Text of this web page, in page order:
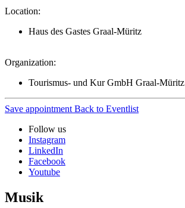
Location:
Haus des Gastes Graal-Müritz
Organization:
Tourismus- und Kur GmbH Graal-Müritz
Save appointmentBack to Eventlist
Follow us
Instagram
LinkedIn
Facebook
Youtube
Musik